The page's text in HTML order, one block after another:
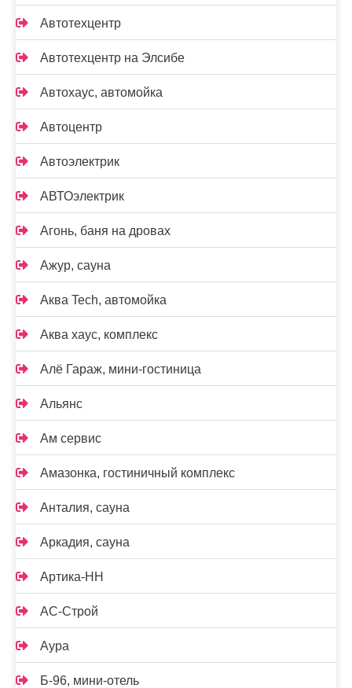
Автотехцентр
Автотехцентр на Элсибе
Автохаус, автомойка
Автоцентр
Автоэлектрик
АВТОэлектрик
Агонь, баня на дровах
Ажур, сауна
Аква Tech, автомойка
Аква хаус, комплекс
Алё Гараж, мини-гостиница
Альянс
Ам сервис
Амазонка, гостиничный комплекс
Анталия, сауна
Аркадия, сауна
Артика-НН
АС-Строй
Аура
Б-96, мини-отель